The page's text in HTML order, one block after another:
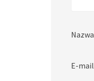
Nazwa
E-mail